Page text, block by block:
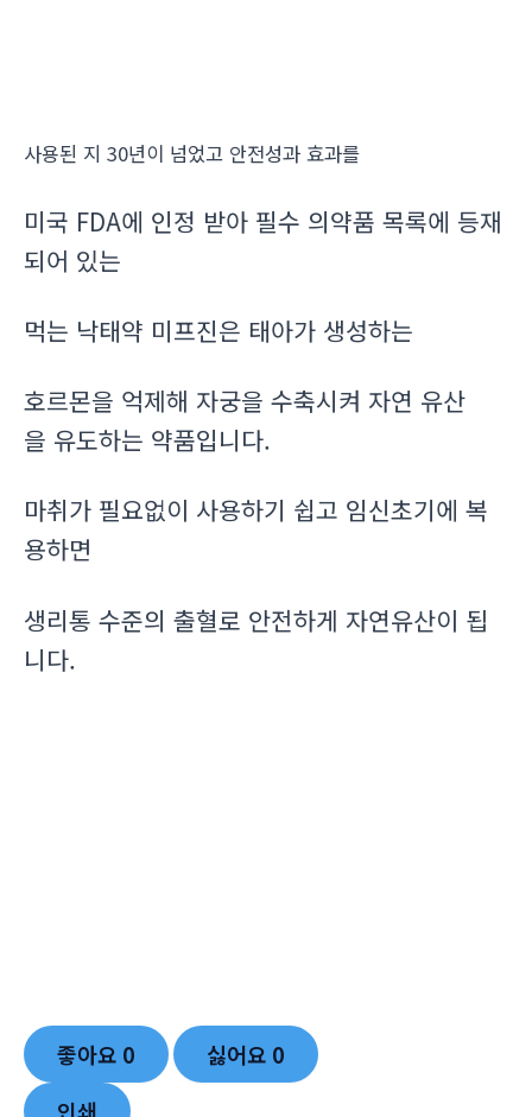
사용된 지 30년이 넘었고 안전성과 효과를
미국 FDA에 인정 받아 필수 의약품 목록에 등재
되어 있는
먹는 낙태약 미프진은 태아가 생성하는
호르몬을 억제해 자궁을 수축시켜 자연 유산
을 유도하는 약품입니다.
마취가 필요없이 사용하기 쉽고 임신초기에 복
용하면
생리통 수준의 출혈로 안전하게 자연유산이 됩
니다.
좋아요 0 싫어요 0